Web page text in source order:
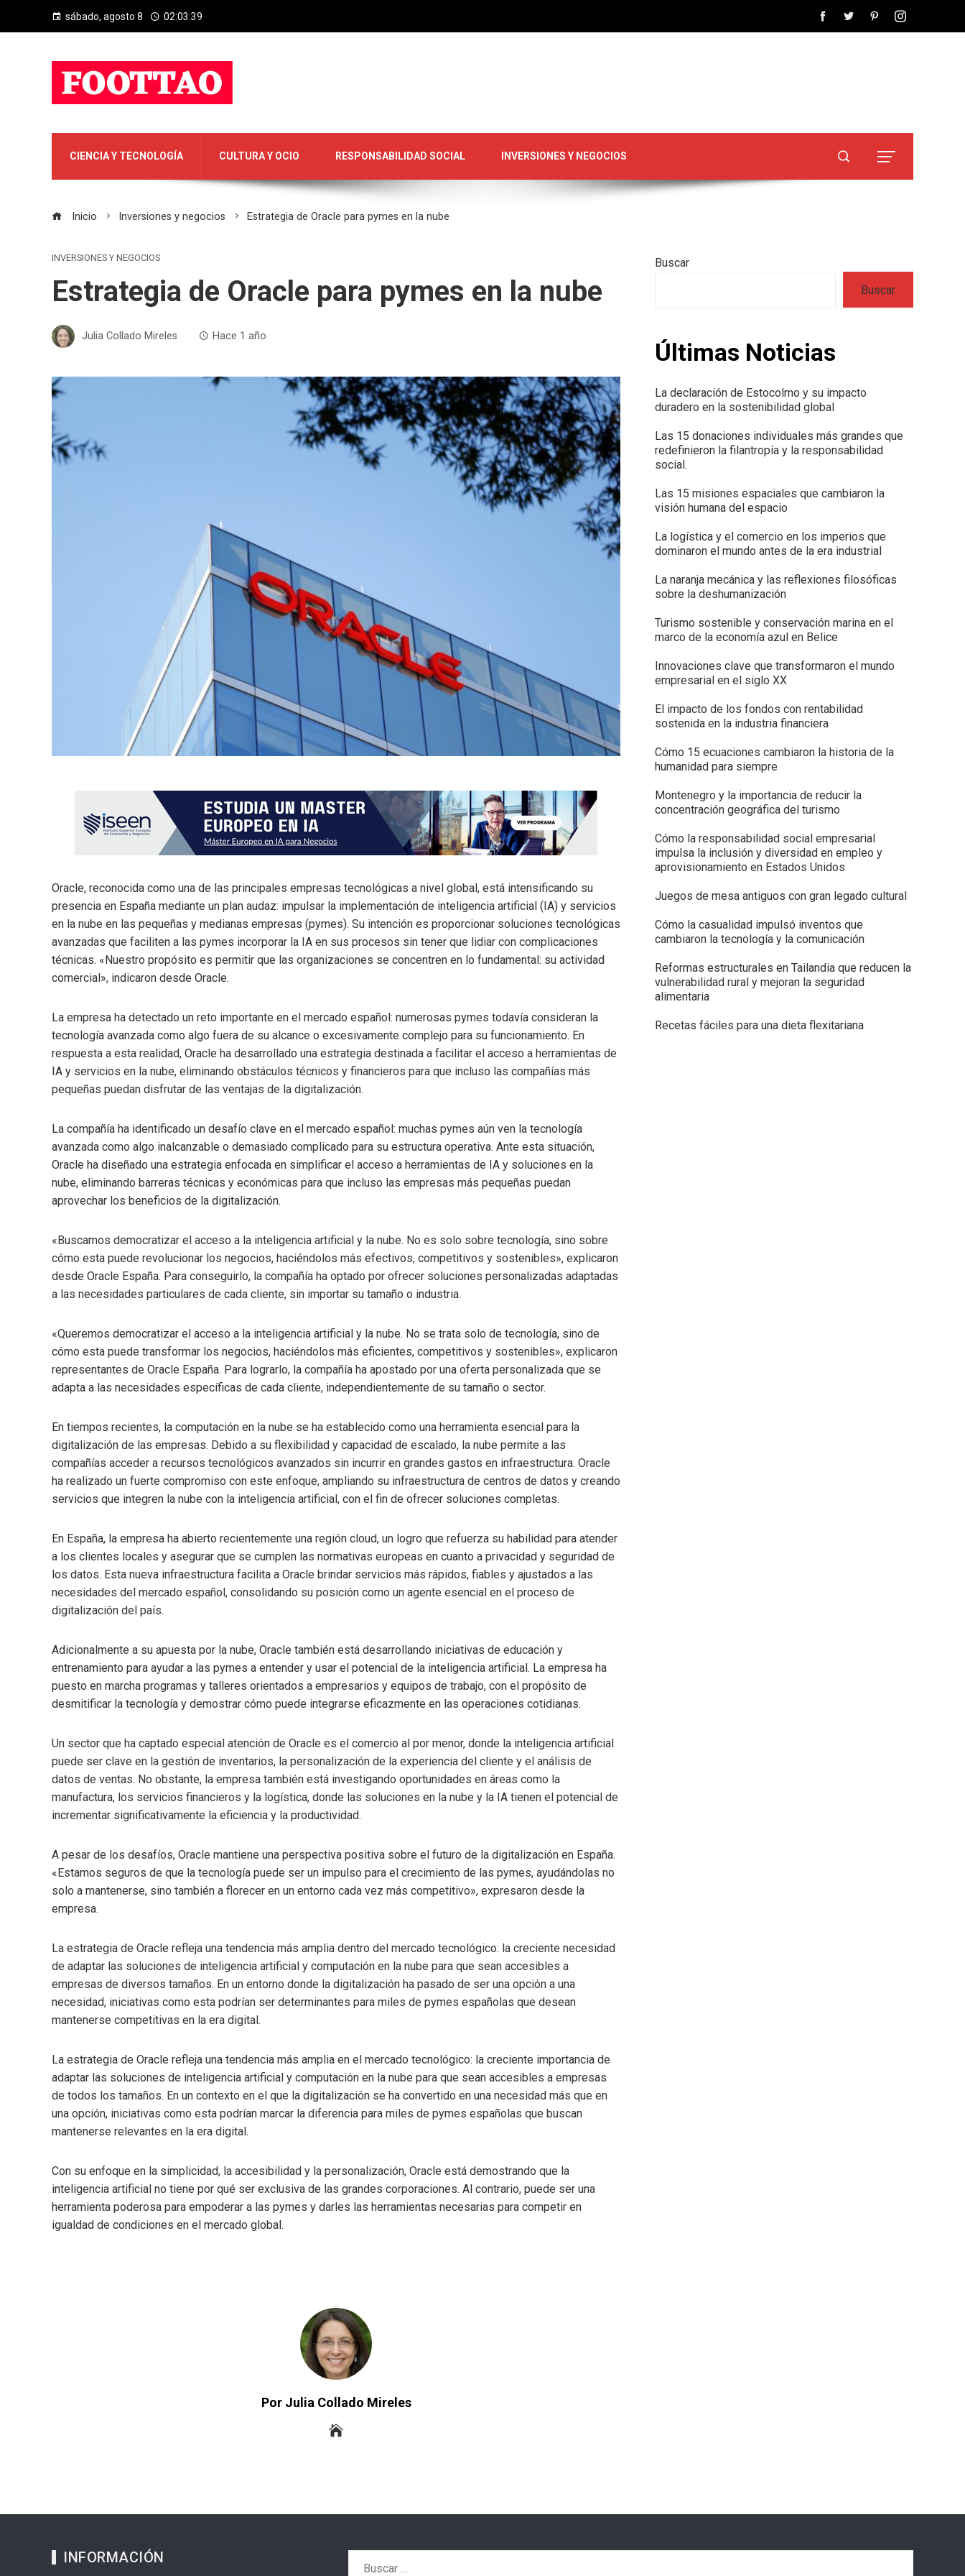
sábado, agosto 8 02:03:40
CIENCIA Y TECNOLOGÍA CULTURA Y OCIO RESPONSABILIDAD SOCIAL INVERSIONES Y NEGOCIOS
Inicio Inversiones y negocios Estrategia de Oracle para pymes en la nube
INVERSIONES Y NEGOCIOS
Estrategia de Oracle para pymes en la nube
Julia Collado Mireles Hace 1 año
Oracle, reconocida como una de las principales empresas tecnológicas a nivel global, está intensificando su
presencia en España mediante un plan audaz: impulsar la implementación de inteligencia artificial (IA) y servicios
en la nube en las pequeñas y medianas empresas (pymes). Su intención es proporcionar soluciones tecnológicas
avanzadas que faciliten a las pymes incorporar la IA en sus procesos sin tener que lidiar con complicaciones
técnicas. «Nuestro propósito es permitir que las organizaciones se concentren en lo fundamental: su actividad
comercial», indicaron desde Oracle.
La empresa ha detectado un reto importante en el mercado español: numerosas pymes todavía consideran la
tecnología avanzada como algo fuera de su alcance o excesivamente complejo para su funcionamiento. En
respuesta a esta realidad, Oracle ha desarrollado una estrategia destinada a facilitar el acceso a herramientas de
IA y servicios en la nube, eliminando obstáculos técnicos y financieros para que incluso las compañías más
pequeñas puedan disfrutar de las ventajas de la digitalización.
La compañía ha identificado un desafío clave en el mercado español: muchas pymes aún ven la tecnología
avanzada como algo inalcanzable o demasiado complicado para su estructura operativa. Ante esta situación,
Oracle ha diseñado una estrategia enfocada en simplificar el acceso a herramientas de IA y soluciones en la
nube, eliminando barreras técnicas y económicas para que incluso las empresas más pequeñas puedan
aprovechar los beneficios de la digitalización.
«Buscamos democratizar el acceso a la inteligencia artificial y la nube. No es solo sobre tecnología, sino sobre
cómo esta puede revolucionar los negocios, haciéndolos más efectivos, competitivos y sostenibles», explicaron
desde Oracle España. Para conseguirlo, la compañía ha optado por ofrecer soluciones personalizadas adaptadas
a las necesidades particulares de cada cliente, sin importar su tamaño o industria.
«Queremos democratizar el acceso a la inteligencia artificial y la nube. No se trata solo de tecnología, sino de
cómo esta puede transformar los negocios, haciéndolos más eficientes, competitivos y sostenibles», explicaron
representantes de Oracle España. Para lograrlo, la compañía ha apostado por una oferta personalizada que se
adapta a las necesidades específicas de cada cliente, independientemente de su tamaño o sector.
En tiempos recientes, la computación en la nube se ha establecido como una herramienta esencial para la
digitalización de las empresas. Debido a su flexibilidad y capacidad de escalado, la nube permite a las
compañías acceder a recursos tecnológicos avanzados sin incurrir en grandes gastos en infraestructura. Oracle
ha realizado un fuerte compromiso con este enfoque, ampliando su infraestructura de centros de datos y creando
servicios que integren la nube con la inteligencia artificial, con el fin de ofrecer soluciones completas.
En España, la empresa ha abierto recientemente una región cloud, un logro que refuerza su habilidad para atender
a los clientes locales y asegurar que se cumplen las normativas europeas en cuanto a privacidad y seguridad de
los datos. Esta nueva infraestructura facilita a Oracle brindar servicios más rápidos, fiables y ajustados a las
necesidades del mercado español, consolidando su posición como un agente esencial en el proceso de
digitalización del país.
Adicionalmente a su apuesta por la nube, Oracle también está desarrollando iniciativas de educación y
entrenamiento para ayudar a las pymes a entender y usar el potencial de la inteligencia artificial. La empresa ha
puesto en marcha programas y talleres orientados a empresarios y equipos de trabajo, con el propósito de
desmitificar la tecnología y demostrar cómo puede integrarse eficazmente en las operaciones cotidianas.
Un sector que ha captado especial atención de Oracle es el comercio al por menor, donde la inteligencia artificial
puede ser clave en la gestión de inventarios, la personalización de la experiencia del cliente y el análisis de
datos de ventas. No obstante, la empresa también está investigando oportunidades en áreas como la
manufactura, los servicios financieros y la logística, donde las soluciones en la nube y la IA tienen el potencial de
incrementar significativamente la eficiencia y la productividad.
A pesar de los desafíos, Oracle mantiene una perspectiva positiva sobre el futuro de la digitalización en España.
«Estamos seguros de que la tecnología puede ser un impulso para el crecimiento de las pymes, ayudándolas no
solo a mantenerse, sino también a florecer en un entorno cada vez más competitivo», expresaron desde la
empresa.
La estrategia de Oracle refleja una tendencia más amplia dentro del mercado tecnológico: la creciente necesidad
de adaptar las soluciones de inteligencia artificial y computación en la nube para que sean accesibles a
empresas de diversos tamaños. En un entorno donde la digitalización ha pasado de ser una opción a una
necesidad, iniciativas como esta podrían ser determinantes para miles de pymes españolas que desean
mantenerse competitivas en la era digital.
La estrategia de Oracle refleja una tendencia más amplia en el mercado tecnológico: la creciente importancia de
adaptar las soluciones de inteligencia artificial y computación en la nube para que sean accesibles a empresas
de todos los tamaños. En un contexto en el que la digitalización se ha convertido en una necesidad más que en
una opción, iniciativas como esta podrían marcar la diferencia para miles de pymes españolas que buscan
mantenerse relevantes en la era digital.
Con su enfoque en la simplicidad, la accesibilidad y la personalización, Oracle está demostrando que la
inteligencia artificial no tiene por qué ser exclusiva de las grandes corporaciones. Al contrario, puede ser una
herramienta poderosa para empoderar a las pymes y darles las herramientas necesarias para competir en
igualdad de condiciones en el mercado global.
Por Julia Collado Mireles
Buscar
Buscar
Últimas Noticias
La declaración de Estocolmo y su impacto
duradero en la sostenibilidad global
Las 15 donaciones individuales más grandes que
redefinieron la filantropía y la responsabilidad
social.
Las 15 misiones espaciales que cambiaron la
visión humana del espacio
La logística y el comercio en los imperios que
dominaron el mundo antes de la era industrial
La naranja mecánica y las reflexiones filosóficas
sobre la deshumanización
Turismo sostenible y conservación marina en el
marco de la economía azul en Belice
Innovaciones clave que transformaron el mundo
empresarial en el siglo XX
El impacto de los fondos con rentabilidad
sostenida en la industria financiera
Cómo 15 ecuaciones cambiaron la historia de la
humanidad para siempre
Montenegro y la importancia de reducir la
concentración geográfica del turismo
Cómo la responsabilidad social empresarial
impulsa la inclusión y diversidad en empleo y
aprovisionamiento en Estados Unidos
Juegos de mesa antiguos con gran legado cultural
Cómo la casualidad impulsó inventos que
cambiaron la tecnología y la comunicación
Reformas estructurales en Tailandia que reducen la
vulnerabilidad rural y mejoran la seguridad
alimentaria
Recetas fáciles para una dieta flexitariana
INFORMACIÓN